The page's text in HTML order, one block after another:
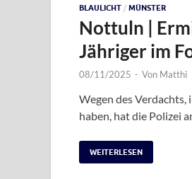
BLAULICHT / MÜNSTER
Nottuln |
Jähriger im
08/11/2025 - Von Matthi
Wegen des
haben, hat die Polizei
WEITERLESEN